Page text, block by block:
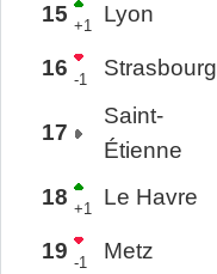
15 +1 Lyon
16 -1 Strasbourg
17
Saint-
Étienne
18 +1 Le Havre
19 -1 Metz